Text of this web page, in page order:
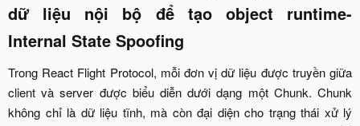
dữ liệu nội bộ để tạo object runtime-
Internal State Spoofing
Trong React Flight Protocol, mỗi đơn vị dữ liệu được truyền giữa
client và server được biểu diễn dưới dạng một Chunk. Chunk
không chỉ là dữ liệu tĩnh, mà còn đại diện cho trạng thái xử lý